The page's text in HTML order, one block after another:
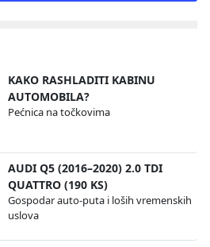
KAKO RASHLADITI KABINU
AUTOMOBILA?
Pećnica na točkovima
AUDI Q5 (2016–2020) 2.0 TDI
QUATTRO (190 KS)
Gospodar auto-puta i loših vremenskih
uslova